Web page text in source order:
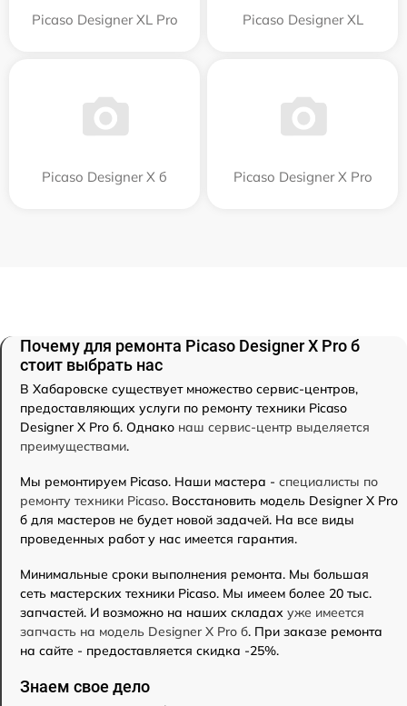
Picaso Designer XL Pro Picaso Designer XL
Picaso Designer X б Picaso Designer X Pro
Почему для ремонта Picaso Designer X Pro б
стоит выбрать нас
В Хабаровске существует множество сервис-центров,
предоставляющих услуги по ремонту техники Picaso
Designer X Pro б. Однако наш сервис-центр выделяется
преимуществами.
Мы ремонтируем Picaso. Наши мастера - специалисты по
ремонту техники Picaso. Восстановить модель Designer X Pro
б для мастеров не будет новой задачей. На все виды
проведенных работ у нас имеется гарантия.
Минимальные сроки выполнения ремонта. Мы большая
сеть мастерских техники Picaso. Мы имеем более 20 тыс.
запчастей. И возможно на наших складах уже имеется
запчасть на модель Designer X Pro б. При заказе ремонта
на сайте - предоставляется скидка -25%.
Знаем свое дело